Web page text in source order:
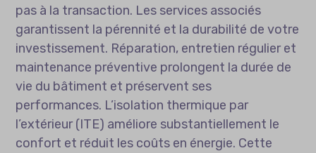
pas à la transaction. Les services associés
garantissent la pérennité et la durabilité de votre
investissement. Réparation, entretien régulier et
maintenance préventive prolongent la durée de
vie du bâtiment et préservent ses
performances. L’isolation thermique par
l’extérieur (ITE) améliore substantiellement le
confort et réduit les coûts en énergie. Cette